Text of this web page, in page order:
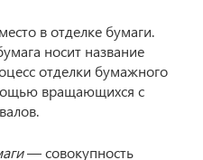
в отделке бумаги.
носит название
отделки бумажного
вращающихся с
— совокупность